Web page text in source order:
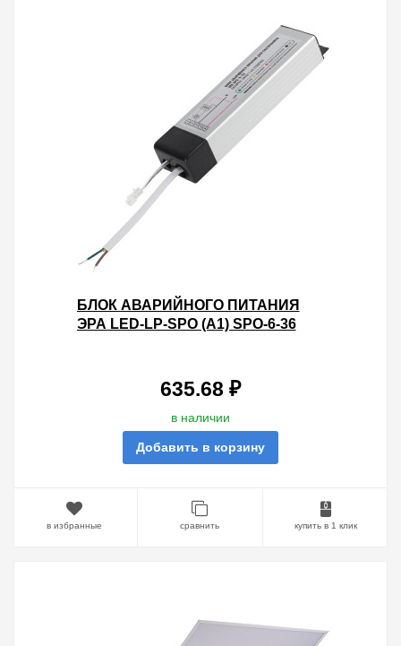
БЛОК АВАРИЙНОГО ПИТАНИЯ
ЭРА LED-LP-SPO (A1) SPO-6-36
635.68 ₽
в наличии
Добавить в корзину
в избранные сравнить купить в 1 клик